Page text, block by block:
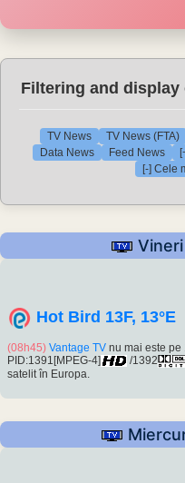
Filtering and display
TV News TV News (FTA)
Data News
Feed News
[-] Cele
Hot Bird 13F, 13°E
(08h45) Vantage TV nu mai este pe
PID:1391[MPEG-4]
/1392
satelit în Europa.